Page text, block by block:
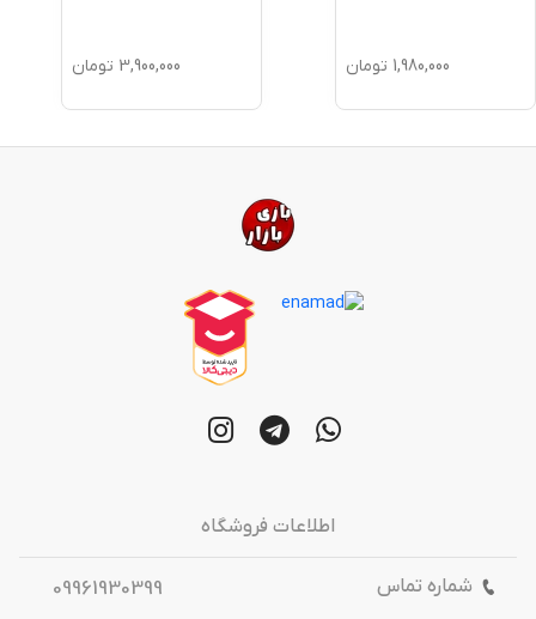
1,980,000 تومان 3,900,000 تومان
اطلاعات فروشگاه
شماره تماس 09961930399